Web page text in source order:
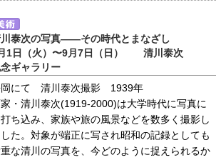
泰次の写真――その時代とまなざし
1日（火）〜9月7日（日） 清川泰次
ギャラリー
岡にて 清川泰次撮影 1939年
・清川泰次(1919-2000)は大学時代に写真に
打ち込み、家族や旅の風景などを数多く撮影し
した。対象が端正に写され昭和の記録としても
な清川の写真を、今どのように捉えられるか